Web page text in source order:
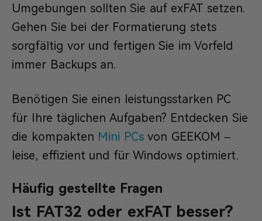
Umgebungen sollten Sie auf exFAT setzen.
Gehen Sie bei der Formatierung stets
sorgfältig vor und fertigen Sie im Vorfeld
immer Backups an.
Benötigen Sie einen leistungsstarken PC
für Ihre täglichen Aufgaben? Entdecken Sie
die kompakten Mini PCsvon GEEKOM –
leise, effizient und für Windows optimiert.
Häufig gestellte Fragen
Ist FAT32 oder exFAT besser?